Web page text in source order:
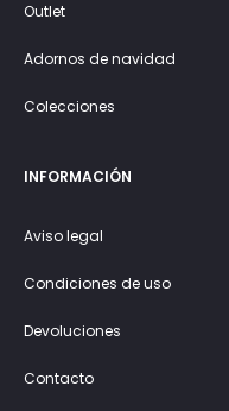
Outlet
Adornos de navidad
Colecciones
INFORMACIÓN
Aviso legal
Condiciones de uso
Devoluciones
Contacto